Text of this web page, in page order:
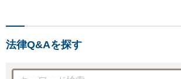
で
法律Q&Aを探す